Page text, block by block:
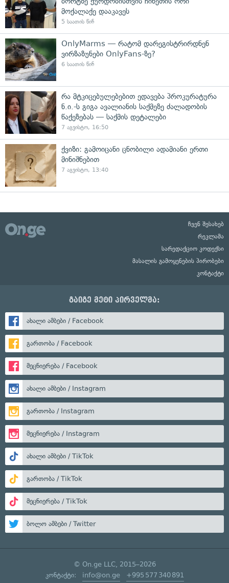
მოქალაქე დააკავეს
5 საათის წინ
OnlyMarms — რატომ დარეგისტრირდნენ
ვირზაზუნები OnlyFans-ზე?
6 საათის წინ
რა მტკიცებულებებით ედავება პროკურატურა
ნ.ი.-ს გიგა ავალიანის საქმეზე ძალადობის
წაქეზებას — საქმის დეტალები
7 აგვისტო, 16:50
ქვიზი: გამოიცანი ცნობილი ადამიანი ერთი
მინიშნებით
7 აგვისტო, 13:40
ჩვენ შესახებ
რეკლამა
სარედაქციო კოდექსი
მასალის გამოყენების პირობები
კონტაქტი
გაიგე მეტი პირველმა:
ახალი ამბები / Facebook
გართობა / Facebook
მეცნიერება / Facebook
ახალი ამბები / Instagram
გართობა / Instagram
მეცნიერება / Instagram
ახალი ამბები / TikTok
გართობა / TikTok
მეცნიერება / TikTok
ბოლო ამბები / Twitter
© On.ge LLC, 2015–2026
კონტაქტი: info@on.ge +995 577 340 891